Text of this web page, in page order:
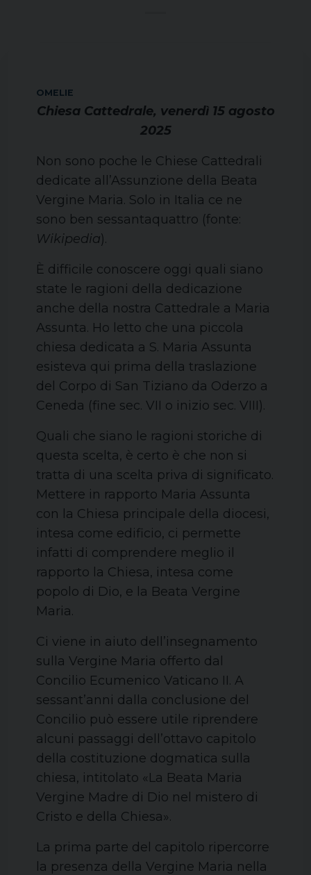
OMELIE
Chiesa Cattedrale, venerdì 15 agosto
2025
Non sono poche le Chiese Cattedrali
dedicate all’Assunzione della Beata
Vergine Maria. Solo in Italia ce ne
sono ben sessantaquattro (fonte:
Wikipedia).
È difficile conoscere oggi quali siano
state le ragioni della dedicazione
anche della nostra Cattedrale a Maria
Assunta. Ho letto che una piccola
chiesa dedicata a S. Maria Assunta
esisteva qui prima della traslazione
del Corpo di San Tiziano da Oderzo a
Ceneda (fine sec. VII o inizio sec. VIII).
Quali che siano le ragioni storiche di
questa scelta, è certo è che non si
tratta di una scelta priva di significato.
Mettere in rapporto Maria Assunta
con la Chiesa principale della diocesi,
intesa come edificio, ci permette
infatti di comprendere meglio il
rapporto la Chiesa, intesa come
popolo di Dio, e la Beata Vergine
Maria.
Ci viene in aiuto dell’insegnamento
sulla Vergine Maria offerto dal
Concilio Ecumenico Vaticano II. A
sessant’anni dalla conclusione del
Concilio può essere utile riprendere
alcuni passaggi dell’ottavo capitolo
della costituzione dogmatica sulla
chiesa, intitolato «La Beata Maria
Vergine Madre di Dio nel mistero di
Cristo e della Chiesa».
La prima parte del capitolo ripercorre
la presenza della Vergine Maria nella